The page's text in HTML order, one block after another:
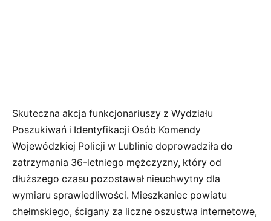
Skuteczna akcja funkcjonariuszy z Wydziału
Poszukiwań i Identyfikacji Osób Komendy
Wojewódzkiej Policji w Lublinie doprowadziła do
zatrzymania 36-letniego mężczyzny, który od
dłuższego czasu pozostawał nieuchwytny dla
wymiaru sprawiedliwości. Mieszkaniec powiatu
chełmskiego, ścigany za liczne oszustwa internetowe,